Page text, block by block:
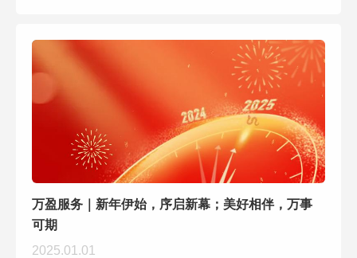
万盈服务｜新年伊始，序启新幕；美好相伴，万事
可期
2025.01.01